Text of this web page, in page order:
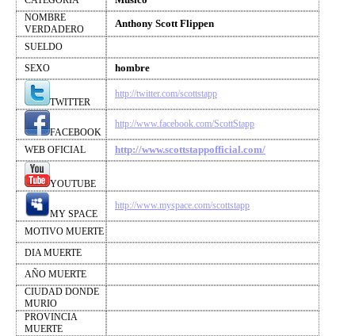
NOMBRE
VERDADERO
Anthony Scott Flippen
SUELDO
SEXO
hombre
TWITTER
http://twitter.com/scottstapp
FACEBOOK
http://www.facebook.com/ScottStapp
WEB OFICIAL http://www.scottstappofficial.com/
YOUTUBE
MY SPACE
http://www.myspace.com/scottstapp
MOTIVO MUERTE
DIA MUERTE
AÑO MUERTE
CIUDAD DONDE
MURIO
PROVINCIA
MUERTE